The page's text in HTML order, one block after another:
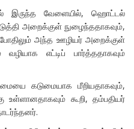
இருந்த வேளையில், ஹொட்டல்
அறைக்குள் நுழைந்ததாகவும்,
அந்த ஊழியர் அறைக்குள்
எட்டிப் பார்த்ததாகவும்
கடுமையாக மீறியதாகவும்,
கூறி, தம்பதியர்